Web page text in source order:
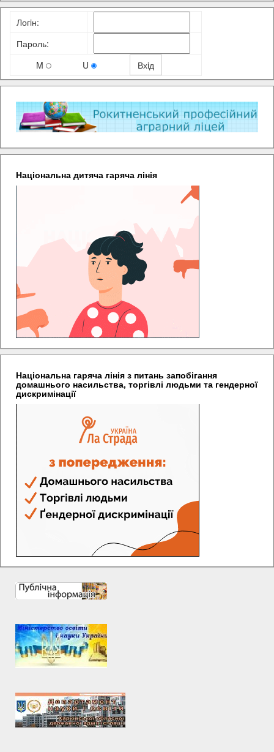
Логiн:
Пароль:
M
U
Національна дитяча гаряча лінія
Національна гаряча лінія з питань запобігання
домашнього насильства, торгівлі людьми та гендерної
дискримінації